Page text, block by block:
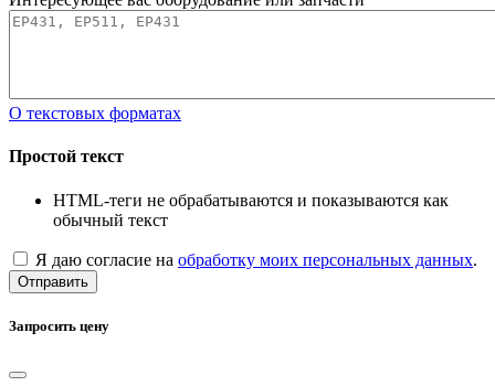
О текстовых форматах
Простой текст
HTML-теги не обрабатываются и показываются как
обычный текст
Я даю согласие на обработку моих персональных данных.
Отправить
Запросить цену